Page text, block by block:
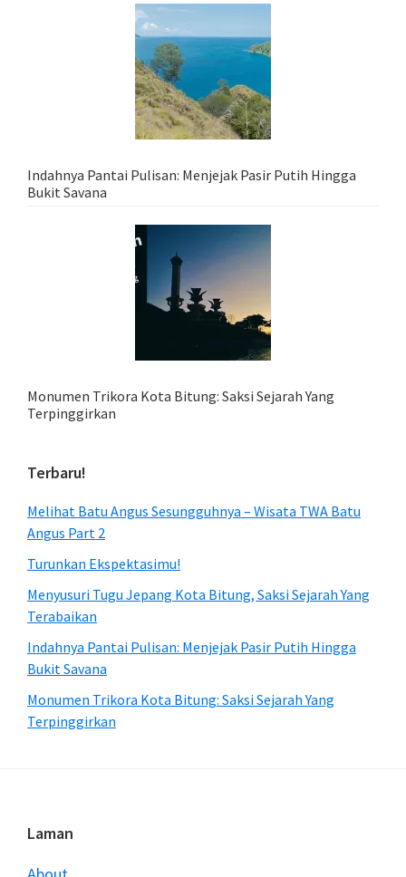
Indahnya Pantai Pulisan: Menjejak Pasir Putih Hingga
Bukit Savana
Monumen Trikora Kota Bitung: Saksi Sejarah Yang
Terpinggirkan
Terbaru!
Melihat Batu Angus Sesungguhnya – Wisata TWA Batu
Angus Part 2
Turunkan Ekspektasimu!
Menyusuri Tugu Jepang Kota Bitung, Saksi Sejarah Yang
Terabaikan
Indahnya Pantai Pulisan: Menjejak Pasir Putih Hingga
Bukit Savana
Monumen Trikora Kota Bitung: Saksi Sejarah Yang
Terpinggirkan
Footer
Laman